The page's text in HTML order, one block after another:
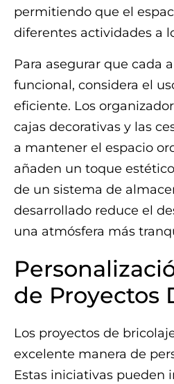
permitiendo que el
diferentes actividades a
Para asegurar que cada
funcional, considera el
eficiente. Los
cajas decorativas y las
a mantener el espacio
añaden un toque
de un sistema de
desarrollado reduce el
una atmósfera más
de Proyectos
Los proyectos de
excelente manera de
Estas iniciativas pueden